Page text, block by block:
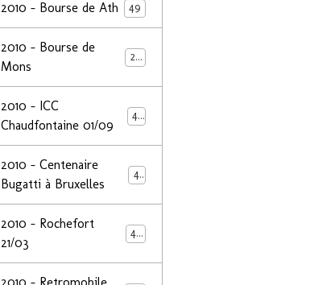
2010 - Bourse de Ath 49
2010 - Bourse de
Mons
29
2010 - ICC
Chaudfontaine 01/09
44
2010 - Centenaire
Bugatti à Bruxelles
44
2010 - Rochefort
21/03
47